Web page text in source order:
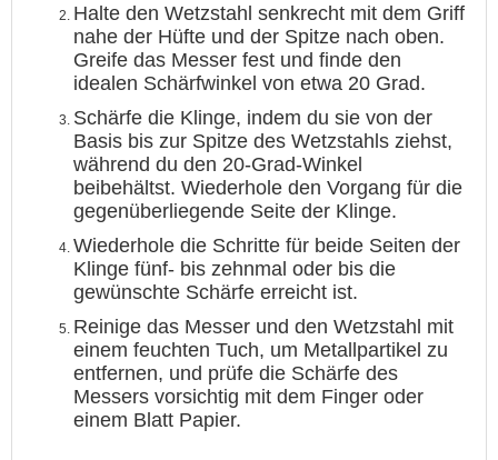
Halte den Wetzstahl senkrecht mit dem Griff
nahe der Hüfte und der Spitze nach oben.
Greife das Messer fest und finde den
idealen Schärfwinkel von etwa 20 Grad.
Schärfe die Klinge, indem du sie von der
Basis bis zur Spitze des Wetzstahls ziehst,
während du den 20-Grad-Winkel
beibehältst. Wiederhole den Vorgang für die
gegenüberliegende Seite der Klinge.
Wiederhole die Schritte für beide Seiten der
Klinge fünf- bis zehnmal oder bis die
gewünschte Schärfe erreicht ist.
Reinige das Messer und den Wetzstahl mit
einem feuchten Tuch, um Metallpartikel zu
entfernen, und prüfe die Schärfe des
Messers vorsichtig mit dem Finger oder
einem Blatt Papier.